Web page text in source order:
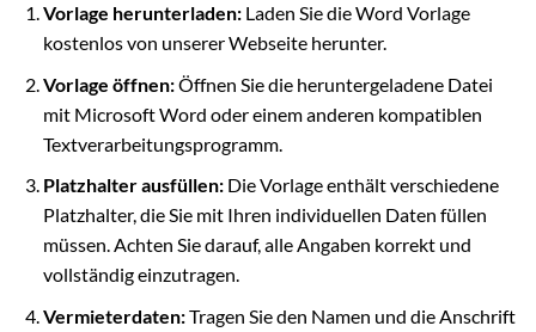
Vorlage herunterladen:Laden Sie die Word Vorlage
kostenlos von unserer Webseite herunter.
Vorlage öffnen:Öffnen Sie die heruntergeladene Datei
mit Microsoft Word oder einem anderen kompatiblen
Textverarbeitungsprogramm.
Platzhalter ausfüllen:Die Vorlage enthält verschiedene
Platzhalter, die Sie mit Ihren individuellen Daten füllen
müssen. Achten Sie darauf, alle Angaben korrekt und
vollständig einzutragen.
Vermieterdaten:Tragen Sie den Namen und die Anschrift